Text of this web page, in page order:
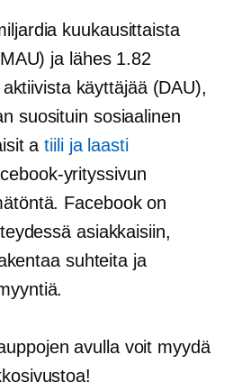
kuukausittaista
ja lähes 1.82
käyttäjää (DAU),
suosituin sosiaalinen
atiili ja laasti
yrityssivun
Facebook on
asiakkaisiin,
suhteita ja
avulla voit myydä